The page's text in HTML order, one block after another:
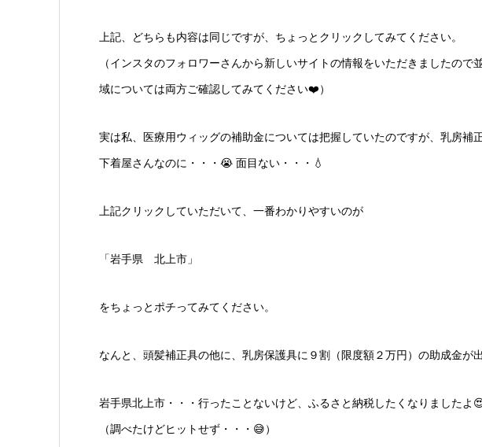
上記、どちらも内容は同じですが、ちょっとクリックしてみてください。
（インスタのフォロワーさんから新しいサイトの情報をいただきましたの
域については両方ご確認してみてください❤️）
実は私、医療用ウィッグの補助金については把握していたのですが、乳房補
下着屋さんなのに・・・😭 面目ない・・・💧
上記クリックしていただいて、一番わかりやすいのが
「岩手県 北上市」
をちょっとポチってみてください。
なんと、頭髪補正具の他に、乳房保護具に９割（限度額２万円）の助成金が
岩手県北上市・・・行ったことないけど、ふるさと納税したくなりましたよ
（調べたけどヒットせず・・・😅）